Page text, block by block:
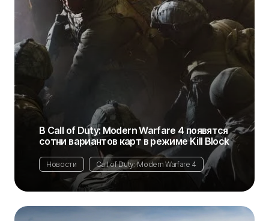
В Call of Duty: Modern Warfare 4 появятся
сотни вариантов карт в режиме Kill Block
Новости Call of Duty: Modern Warfare 4